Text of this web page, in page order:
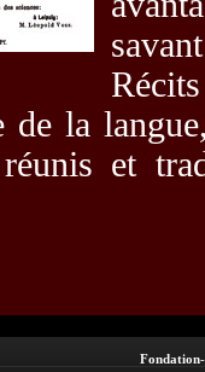
de la
et
Fondation